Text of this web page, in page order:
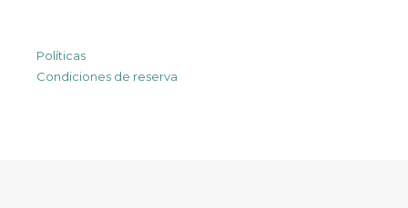
Políticas
Condiciones de reserva